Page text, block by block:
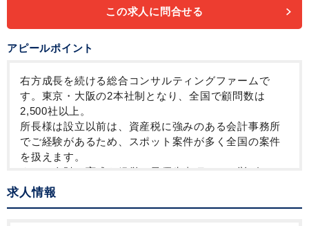
この求人に問合せる
アピールポイント
右方成長を続ける総合コンサルティングファームで
す。東京・大阪の2本社制となり、全国で顧問数は
2,500社以上。
所長様は設立以前は、資産税に強みのある会計事務所
でご経験があるため、スポット案件が多く全国の案件
を扱えます。
また、人財の育成を経営の最優先事項として挙げてお
り、「経営者目線」でのコミュニケーションを重視し
ておりますので、
求人情報